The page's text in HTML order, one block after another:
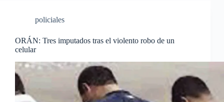
policiales
ORÁN: Tres imputados tras el violento robo de un
celular